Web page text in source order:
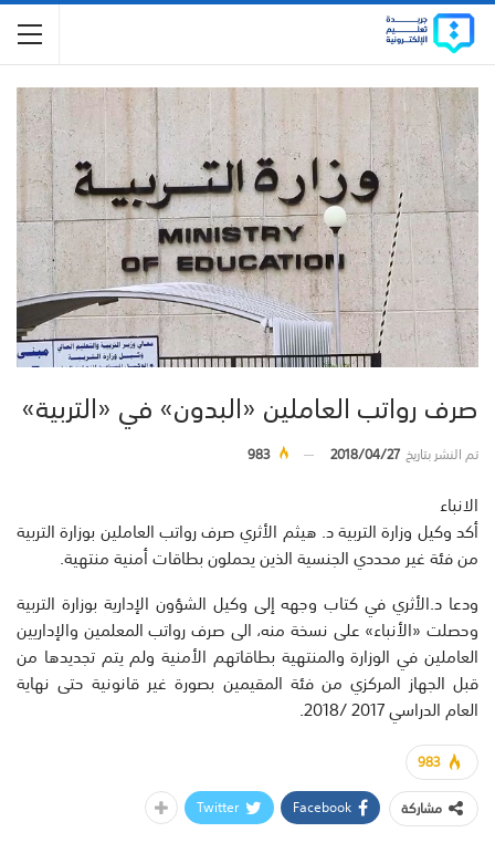
صرف رواتب العاملين «البدون» في «التربية»
تم النشر بتاريخ2018/04/27
983
الانباء
أكد وكيل وزارة التربية د. هيثم الأثري صرف رواتب العاملين بوزارة التربية
من فئة غير محددي الجنسية الذين يحملون بطاقات أمنية منتهية.
ودعا د.الأثري في كتاب وجهه إلى وكيل الشؤون الإدارية بوزارة التربية
وحصلت «الأنباء» على نسخة منه، الى صرف رواتب المعلمين والإداريين
العاملين في الوزارة والمنتهية بطاقاتهم الأمنية ولم يتم تجديدها من
قبل الجهاز المركزي من فئة المقيمين بصورة غير قانونية حتى نهاية
العام الدراسي 2017 /2018.
983
مشاركة
Facebook
Twitter